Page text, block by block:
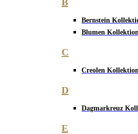
Bernstein
Blumen
C
Creolen
D
Dagmarkreuz
E